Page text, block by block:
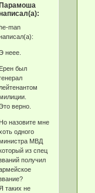
he-man
неее.
Ерен был
лейтенантом
верно.
Но назовите мне
одного
МВД
из спец
получил
Я таких не